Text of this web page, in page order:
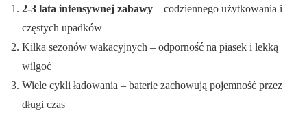
2-3 lata intensywnej zabawy – codziennego użytkowania i
częstych upadków
Kilka sezonów wakacyjnych – odporność na piasek i lekką
wilgoć
Wiele cykli ładowania – baterie zachowują pojemność przez
długi czas